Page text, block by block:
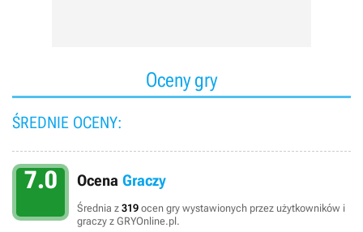
Oceny gry
ŚREDNIE OCENY:
7.0 Ocena Graczy
Średnia z 319 ocen gry wystawionych przez użytkowników i
graczy z GRYOnline.pl.